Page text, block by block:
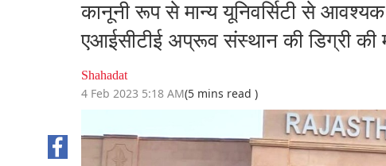
कानूनी रूप से मान्य यूनिवर्सिटी से
एआईसीटीई अप्रूव संस्थान की डिग्री की
Shahadat
4 Feb 2023 5:18 AM(5 mins read )